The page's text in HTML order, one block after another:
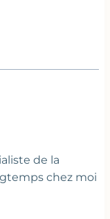
de la
chez moi